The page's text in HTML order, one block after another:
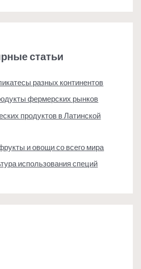
статьи
разных континентов
фермерских рынков
продуктов в Латинской
и овощи со всего мира
использования специй